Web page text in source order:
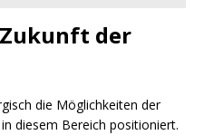
der
die Möglichkeiten der
diesem Bereich positioniert.